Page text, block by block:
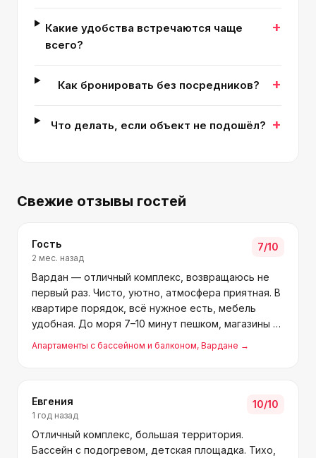
Какие удобства встречаются чаще
всего?
+
Как бронировать без посредников? +
Что делать, если объект не подошёл? +
Свежие отзывы гостей
Гость
2 мес. назад
7/10
Вардан — отличный комплекс, возвращаюсь не
первый раз. Чисто, уютно, атмосфера приятная. В
квартире порядок, всё нужное есть, мебель
удобная. До моря 7–10 минут пешком, магазины и
остановка рядом. Подойдёт и для семьи, и для
работы. Спасибо! :)
Апартаменты с бассейном и балконом, Вардане →
Евгения
1 год назад
10/10
Отличный комплекс, большая территория.
Бассейн с подогревом, детская площадка. Тихо,